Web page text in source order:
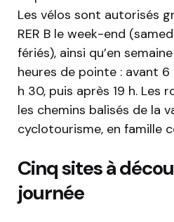
Les vélos sont autorisés
RER B le week-end
fériés), ainsi qu’en
heures de pointe : avant
h 30, puis après 19 h. Les
les chemins balisés de la
cyclotourisme, en famille
Cinq sites à
journée